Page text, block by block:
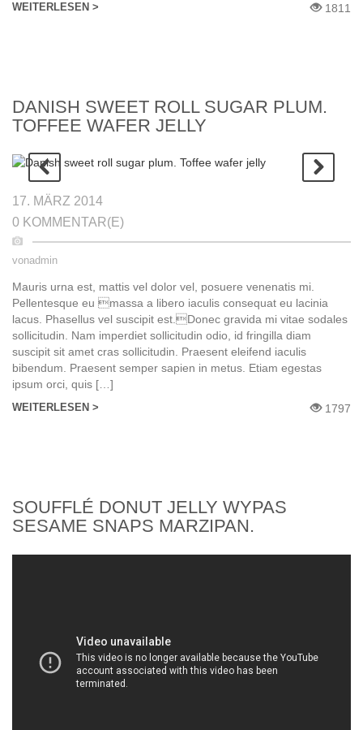
WEITERLESEN > 1811
DANISH SWEET ROLL SUGAR PLUM.
TOFFEE WAFER JELLY
17. MÄRZ 2014
0 KOMMENTAR(E)
vonadmin
Mauris urna est, mattis vel dolor vel, posuere venenatis mi.
Pellentesque eu massa a libero iaculis consequat eu lacinia
lacus. Phasellus vel suscipit est.Donec gravida mi vitae sodales
sollicitudin. Nam imperdiet sollicitudin odio, id fringilla diam
suscipit sit amet сras sollicitudin. Praesent eleifend iaculis
bibendum. Praesent semper sapien in metus. Etiam egestas
ipsum orci, quis […]
WEITERLESEN > 1797
SOUFFLÉ DONUT JELLY WYPAS
SESAME SNAPS MARZIPAN.